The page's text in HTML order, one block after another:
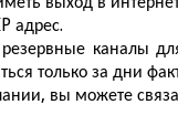
адрес.
каналы
только за дни
вы можете